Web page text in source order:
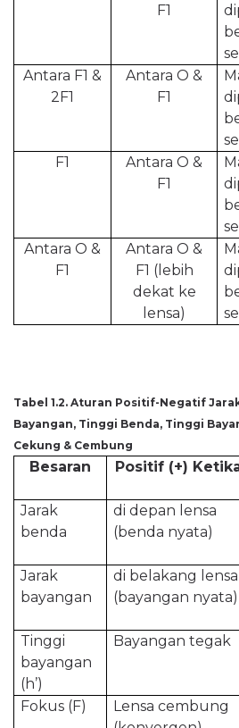
F1
Antara F1 &
2F1
Antara O &
F1
F1
Antara O &
F1
Antara O &
F1
Antara O &
F1 (lebih
dekat ke
lensa)
Tabel 1.2. Aturan Positif-Negatif
Bayangan, Tinggi Benda, Tinggi
Cekung & Cembung
Besaran Positif (+)
Jarak
benda
di depan lensa
(benda nyata)
Jarak
bayangan
di belakang lensa
(bayangan nyata)
Tinggi
bayangan
(h’)
Bayangan tegak
Fokus (F)
Lensa cembung